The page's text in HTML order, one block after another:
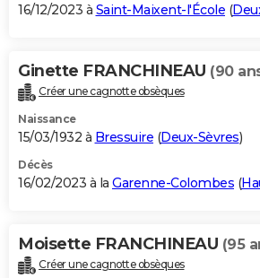
16/12/2023 à Saint-Maixent-l'École (
Ginette FRANCHINEAU (90
Créer une cagnotte obsèques
Naissance
15/03/1932 à Bressuire (Deux-Sèvres)
Décès
16/02/2023 à la Garenne-Colombes (
Moisette FRANCHINEAU (95
Créer une cagnotte obsèques